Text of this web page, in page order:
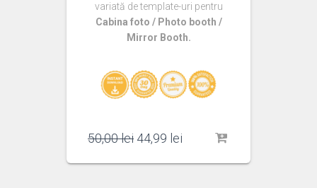
variată de template-uri pentru
Cabina foto / Photo booth /
Mirror Booth.
50,00lei Prețul
a
44,99 lei
este: